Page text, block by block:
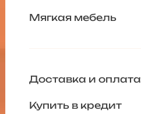
Мягкая мебель
Доставка и оплата
Купить в кредит